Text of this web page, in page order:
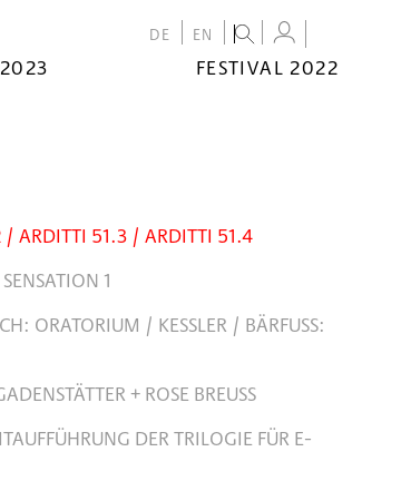
DE EN
FESTIVAL 2022
ARDITTI 51.3 / ARDITTI 51.4
1
ORATORIUM / KESSLER / BÄRFUSS:
+ ROSE BREUSS
DER TRILOGIE FÜR E-